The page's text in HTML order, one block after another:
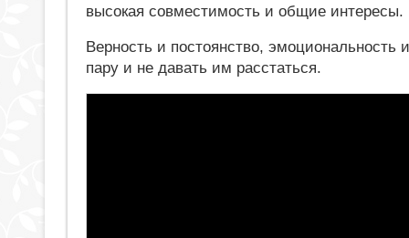
высокая совместимость и общие интересы.
Верность и постоянство,
пару и не давать им расстаться.